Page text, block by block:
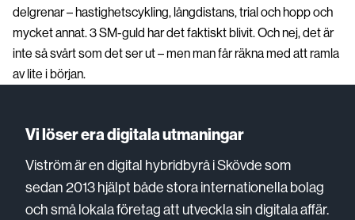
delgrenar – hastighetscykling, långdistans, trial och hopp och
mycket annat. 3 SM-guld har det faktiskt blivit. Och nej, det är
inte så svårt som det ser ut – men man får räkna med att ramla
av lite i början.
Vi löser era digitala utmaningar
Viström är en digital hybridbyrå i Skövde som
sedan 2013 hjälpt både stora internationella bolag
och små lokala företag att utveckla sin digitala affär.